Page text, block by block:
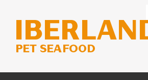
contenido